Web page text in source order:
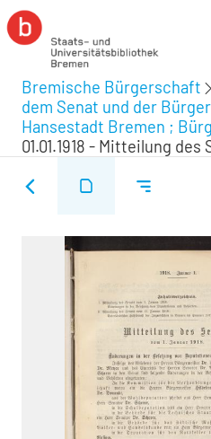
Bremische Bürgerschaft
dem Senat und der
Hansestadt Bremen ;
01.01.1918 - Mitteilung des